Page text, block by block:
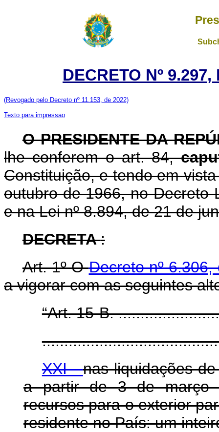
DECRETO Nº
(Revogado pelo Decreto nº 11.153, de 2022)
Texto para impressao
O PRESIDENTE DA
lhe conferem o art. 84,
Constituição, e tendo em
outubro de 1966, no
e na Lei nº 8.894, de 21 de
DECRETA:
Art. 1º ODecreto nº
a vigorar com as seguintes
“Art. 15-B.
XXI -nas liquidações
a partir de 3 de março
recursos para o exterior
residente no País: um